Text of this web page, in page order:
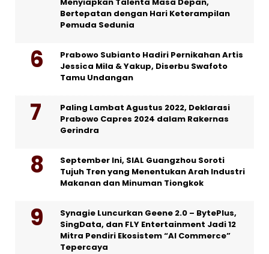
Bertepatan dengan Hari Keterampilan
Pemuda Sedunia
Prabowo Subianto Hadiri Pernikahan Artis
Jessica Mila & Yakup, Diserbu Swafoto
Tamu Undangan
Paling Lambat Agustus 2022, Deklarasi
Prabowo Capres 2024 dalam Rakernas
Gerindra
September Ini, SIAL Guangzhou Soroti
Tujuh Tren yang Menentukan Arah Industri
Makanan dan Minuman Tiongkok
Synagie Luncurkan Geene 2.0 – BytePlus,
SingData, dan FLY Entertainment Jadi 12
Mitra Pendiri Ekosistem “AI Commerce”
Tepercaya